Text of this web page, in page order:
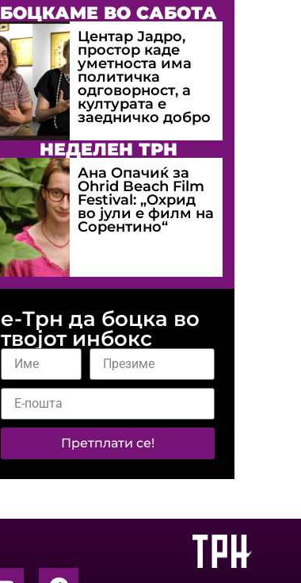
БОЦКАМЕ ВО САБОТА
Центар Јадро,
простор каде
уметноста има
политичка
одговорност, а
културата е
заедничко добро
НЕДЕЛЕН ТРН
Ана Опачиќ за
Оhrid Beach Film
Festival: „Охрид
во јули е филм на
Сорентино“
е-Трн да боцка во
твојот инбокс
Претплати се!